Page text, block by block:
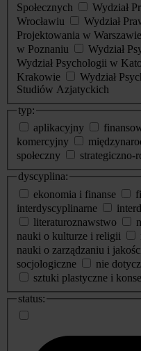
Społecznych
Wydział
Wrocławiu
Wydział
Projektowania w Warszawie
w Poznaniu
Wydział
Wydział Psychologii w
Krakowie
Wydział
Studiów Azjatyckich
typ:
aplikacyjny
komercyjny
społeczny
dyscyplina:
ekonomia i finanse
interdyscyplinarne
literaturoznawstwo
nauki o kulturze i religii
nauki o zarządzaniu i
socjologiczne
nie
sztuki plastyczne i
status: